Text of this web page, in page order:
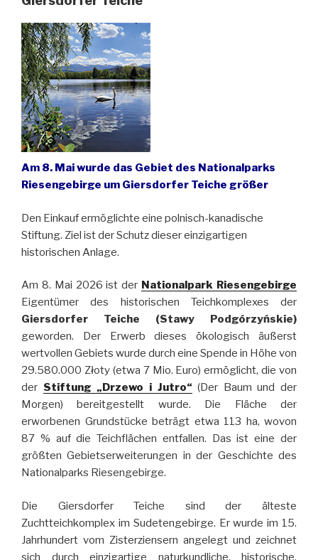
Am 8. Mai wurde das Gebiet des Nationalparks
Riesengebirge um Giersdorfer Teiche größer
Den Einkauf ermöglichte eine polnisch-kanadische
Stiftung. Ziel ist der Schutz dieser einzigartigen
historischen Anlage.
Am 8. Mai 2026 ist der Nationalpark Riesengebirge
Eigentümer des historischen Teichkomplexes der
Giersdorfer Teiche (Stawy Podgórzyńskie)
geworden. Der Erwerb dieses ökologisch äußerst
wertvollen Gebiets wurde durch eine Spende in Höhe von
29.580.000 Złoty (etwa 7 Mio. Euro) ermöglicht, die von
der Stiftung „Drzewo i Jutro“ (Der Baum und der
Morgen) bereitgestellt wurde. Die Fläche der
erworbenen Grundstücke beträgt etwa 113 ha, wovon
87 % auf die Teichflächen entfallen. Das ist eine der
größten Gebietserweiterungen in der Geschichte des
Nationalparks Riesengebirge.
Die Giersdorfer Teiche sind der älteste
Zuchtteichkomplex im Sudetengebirge. Er wurde im 15.
Jahrhundert vom Zisterziensern angelegt und zeichnet
sich durch einzigartige naturkundliche, historische,